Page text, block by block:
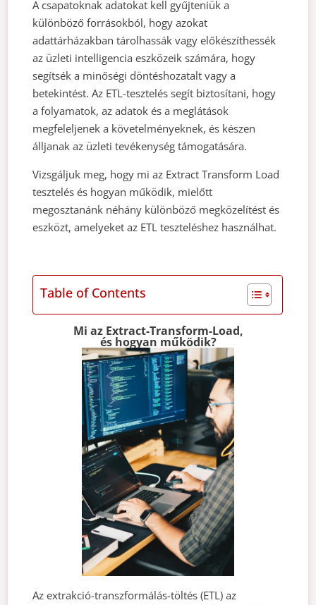
A csapatoknak adatokat kell gyűjteniük a
különböző forrásokból, hogy azokat
adattárházakban tárolhassák vagy előkészíthessék
az üzleti intelligencia eszközeik számára, hogy
segítsék a minőségi döntéshozatalt vagy a
betekintést. Az ETL-tesztelés segít biztosítani, hogy
a folyamatok, az adatok és a meglátások
megfeleljenek a követelményeknek, és készen
álljanak az üzleti tevékenység támogatására.
Vizsgáljuk meg, hogy mi az Extract Transform Load
tesztelés és hogyan működik, mielőtt
megosztanánk néhány különböző megközelítést és
eszközt, amelyeket az ETL teszteléshez használhat.
Table of Contents
Mi az Extract-Transform-Load,
és hogyan működik?
Az extrakció-transzformálás-töltés (ETL) az